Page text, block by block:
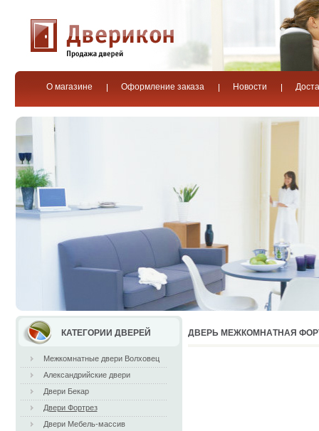
О магазине Оформление заказа Новости
КАТЕГОРИИ ДВЕРЕЙ
Межкомнатные двери Волховец
Александрийские двери
Двери Бекар
Двери Фортрез
Двери Мебель-массив
ДВEPЬ МEЖКOМНAТНAЯ